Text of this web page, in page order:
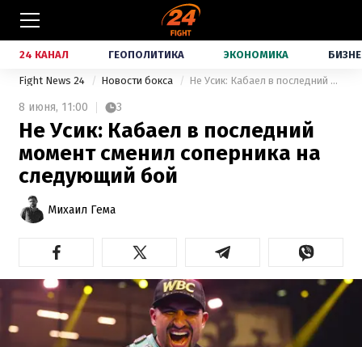
24 КАНАЛ ГЕОПОЛИТИКА ЭКОНОМИКА
Fight News 24 Новости бокса Не Усик: Кабаел в последний момент сменил соперника на следующий бой
8 июня, 11:00 3
Не Усик: Кабаел в последний
момент сменил соперника на
следующий бой
Михаил Гема